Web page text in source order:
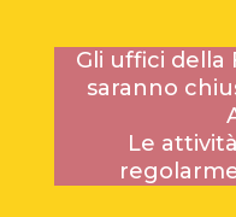
Gli uffici della
saranno
Le
16